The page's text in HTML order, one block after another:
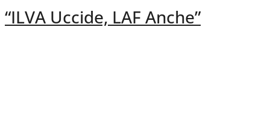
“ILVA Uccide, LAF Anche”